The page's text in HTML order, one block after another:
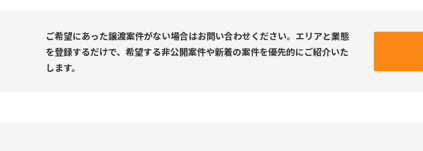
ご希望にあった譲渡案件がない場合はお問い合わせください。エリアと業態
を登録するだけで、希望する非公開案件や新着の案件を優先的にご紹介いた
します。